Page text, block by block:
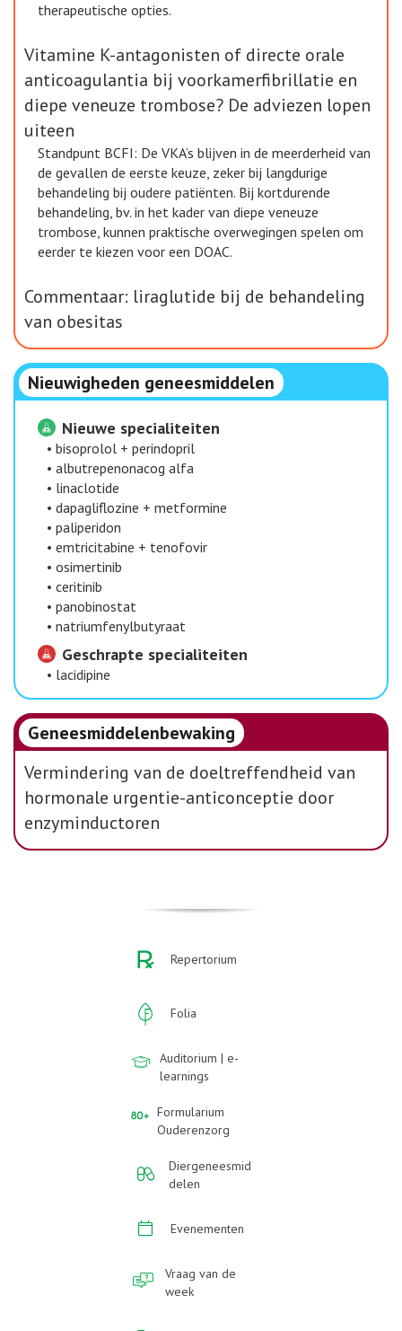
therapeutische opties.
Vitamine K-antagonisten of directe orale
anticoagulantia bij voorkamerfibrillatie en
diepe veneuze trombose? De adviezen lopen
uiteen
Standpunt BCFI: De VKA’s blijven in de meerderheid van
de gevallen de eerste keuze, zeker bij langdurige
behandeling bij oudere patiënten. Bij kortdurende
behandeling, bv. in het kader van diepe veneuze
trombose, kunnen praktische overwegingen spelen om
eerder te kiezen voor een DOAC.
Commentaar: liraglutide bij de behandeling
van obesitas
Nieuwigheden geneesmiddelen
Nieuwe specialiteiten
• bisoprolol + perindopril
• albutrepenonacog alfa
• linaclotide
• dapagliflozine + metformine
• paliperidon
• emtricitabine + tenofovir
• osimertinib
• ceritinib
• panobinostat
• natriumfenylbutyraat
Geschrapte specialiteiten
• lacidipine
Geneesmiddelenbewaking
Vermindering van de doeltreffendheid van
hormonale urgentie-anticonceptie door
enzyminductoren
Repertorium
Folia
Auditorium | e-
learnings
Formularium
Ouderenzorg
Diergeneesmid
delen
Evenementen
Vraag van de
week